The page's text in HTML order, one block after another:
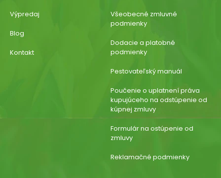
Výpredaj
Blog
Kontakt
Všeobecné zmluvné
podmienky
Dodacie a platobné
podmienky
Pestovateľský manuál
Poučenie o uplatnení práva
kupujúceho na odstúpenie od
kúpnej zmluvy
Formulár na ostúpenie od
zmluvy
Reklamačné podmienky